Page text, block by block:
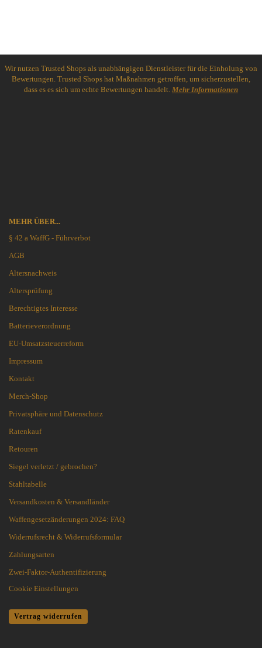
Wir nutzen Trusted Shops als unabhängigen Dienstleister für die Einholung von
Bewertungen. Trusted Shops hat Maßnahmen getroffen, um sicherzustellen,
dass es es sich um echte Bewertungen handelt. Mehr Informationen
MEHR ÜBER...
§ 42 a WaffG - Führverbot
AGB
Altersnachweis
Altersprüfung
Berechtigtes Interesse
Batterieverordnung
EU-Umsatzsteuerreform
Impressum
Kontakt
Merch-Shop
Privatsphäre und Datenschutz
Ratenkauf
Retouren
Siegel verletzt / gebrochen?
Stahltabelle
Versandkosten & Versandländer
Waffengesetzänderungen 2024: FAQ
Widerrufsrecht & Widerrufsformular
Zahlungsarten
Zwei-Faktor-Authentifizierung
Cookie Einstellungen
Vertrag widerrufen